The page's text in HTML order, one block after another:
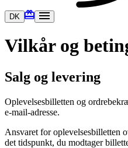
DK
Vilkår og
Salg og levering
Oplevelsesbilletten og
e-mail-adresse.
Ansvaret for oplevelsesbilletten
det tidspunkt, du modtager